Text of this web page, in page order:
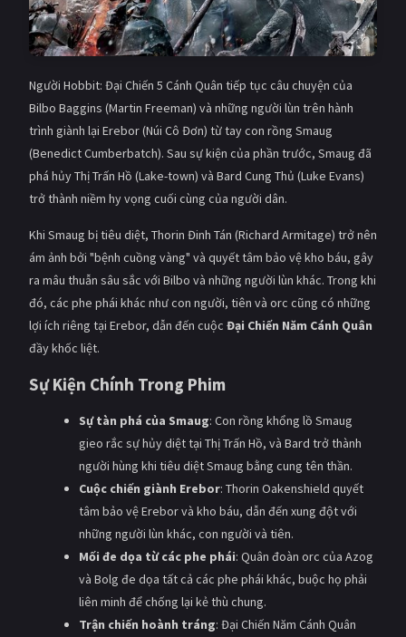
Âu - Mỹ Trung Quốc - Hồng Kông
Ấn Độ Việt Nam
Tổng hợp
CẬP NHẬT
PHIM BỘ
PHIM LẺ
PHIM CHIẾU RẠP
TUYỂN TẬP PHIM
Người Hobbit: Đại Chiến 5 Cánh Quân tiếp tục câu chuyện của
Bilbo Baggins (Martin Freeman) và những người lùn trên hành
trình giành lại Erebor (Núi Cô Đơn) từ tay con rồng Smaug
(Benedict Cumberbatch). Sau sự kiện của phần trước, Smaug đã
phá hủy Thị Trấn Hồ (Lake-town) và Bard Cung Thủ (Luke Evans)
trở thành niềm hy vọng cuối cùng của người dân.
Khi Smaug bị tiêu diệt, Thorin Đinh Tán (Richard Armitage) trở nên
ám ảnh bởi "bệnh cuồng vàng" và quyết tâm bảo vệ kho báu, gây
ra mâu thuẫn sâu sắc với Bilbo và những người lùn khác. Trong khi
đó, các phe phái khác như con người, tiên và orc cũng có những
lợi ích riêng tại Erebor, dẫn đến cuộc Đại Chiến Năm Cánh Quân
đầy khốc liệt.
Sự Kiện Chính Trong Phim
Sự tàn phá của Smaug: Con rồng khổng lồ Smaug
gieo rắc sự hủy diệt tại Thị Trấn Hồ, và Bard trở thành
người hùng khi tiêu diệt Smaug bằng cung tên thần.
Cuộc chiến giành Erebor: Thorin Oakenshield quyết
tâm bảo vệ Erebor và kho báu, dẫn đến xung đột với
những người lùn khác, con người và tiên.
Mối đe dọa từ các phe phái: Quân đoàn orc của Azog
và Bolg đe dọa tất cả các phe phái khác, buộc họ phải
liên minh để chống lại kẻ thù chung.
Trận chiến hoành tráng: Đại Chiến Năm Cánh Quân